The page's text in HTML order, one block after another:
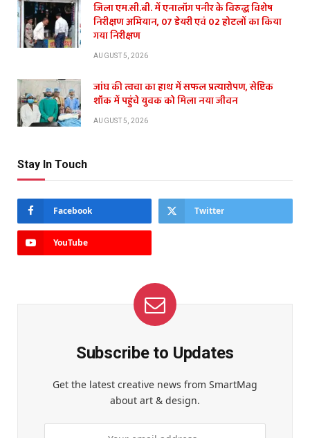
जिला एम.सी.बी. में एनालॉग पनीर के विरुद्ध विशेष
निरीक्षण अभियान, 07 डेयरी एवं 02 होटलों का किया
गया निरीक्षण
AUGUST 5, 2026
जांघ की त्वचा का हाथ में सफल प्रत्यारोपण, सेप्टिक
शॉक में पहुंचे युवक को मिला नया जीवन
AUGUST 5, 2026
Stay In Touch
Facebook Twitter
YouTube
Subscribe to Updates
Get the latest creative news from SmartMag
about art & design.